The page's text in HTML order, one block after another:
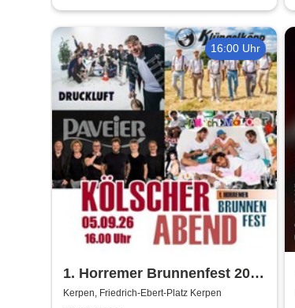
16:00 Uhr
1. Horremer Brunnenfest 2026
- Klüngelköpp, Druckluft,
Kerpen, Friedrich-Ebert-Platz Kerpen